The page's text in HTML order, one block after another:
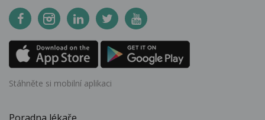
Stáhněte si mobilní aplikaci